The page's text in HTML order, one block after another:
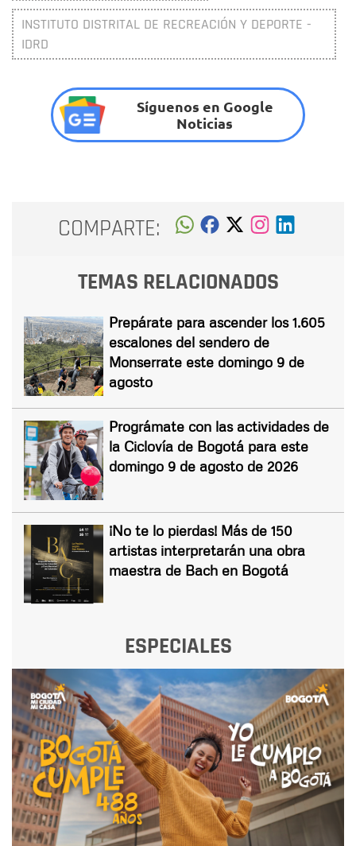
INSTITUTO DISTRITAL DE RECREACIÓN Y DEPORTE -
IDRD
Síguenos en Google
Noticias
COMPARTE:
TEMAS RELACIONADOS
Prepárate para ascender los 1.605
escalones del sendero de
Monserrate este domingo 9 de
agosto
Prográmate con las actividades de
la Ciclovía de Bogotá para este
domingo 9 de agosto de 2026
¡No te lo pierdas! Más de 150
artistas interpretarán una obra
maestra de Bach en Bogotá
ESPECIALES